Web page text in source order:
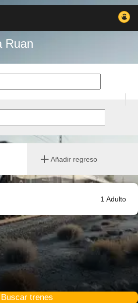
Ruan
Añadir regreso
1 Adulto
Buscar trenes